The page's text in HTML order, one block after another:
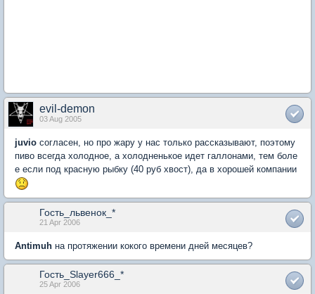
evil-demon
03 Aug 2005
juvio согласен, но про жару у нас только рассказывают, поэтому
пиво всегда холодное, а холодненькое идет галлонами, тем боле
е если под красную рыбку (40 руб хвост), да в хорошей компании
Гость_львенок_*
21 Apr 2006
Antimuh на протяжении кокого времени дней месяцев?
Гость_Slayer666_*
25 Apr 2006